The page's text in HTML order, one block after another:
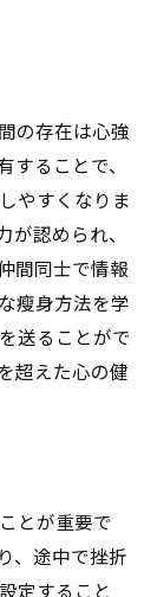
の存在は心強
ることで、
やすくなりま
認められ、
間同士で情報
瘦身方法を学
送ることがで
超えた心の健
とが重要で
、途中で挫折
定すること